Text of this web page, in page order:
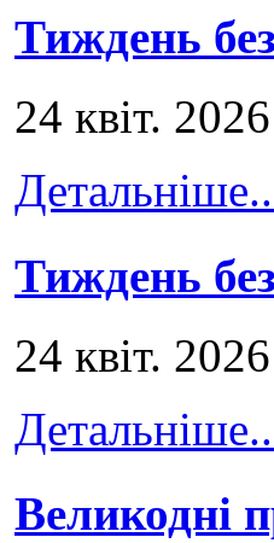
Тиждень
24 квіт.
Тиждень
24 квіт.
Великодні